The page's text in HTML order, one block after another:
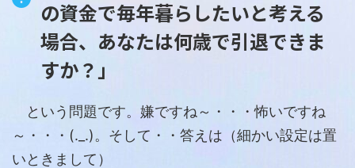
の資金で毎年暮らしたいと考える
場合、あなたは何歳で引退できま
すか？」
という問題です。嫌ですね～・・・怖いですね
～・・・(._.)。そして・・答えは（細かい設定は置
いときまして）